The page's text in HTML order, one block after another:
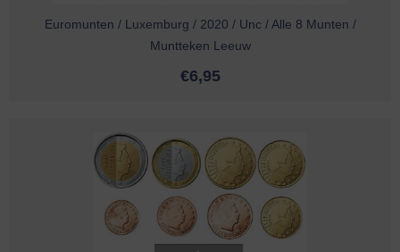
Euromunten / Luxemburg / 2020 / Unc / Alle 8 Munten /
Muntteken Leeuw
€6,95